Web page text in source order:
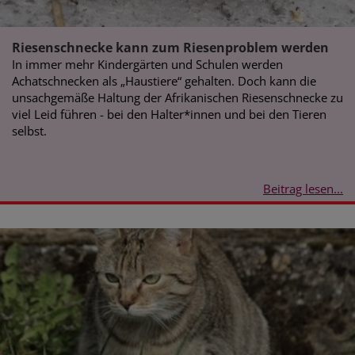
Riesenschnecke kann zum Riesenproblem werden
In immer mehr Kindergärten und Schulen werden
Achatschnecken als „Haustiere“ gehalten. Doch kann die
unsachgemäße Haltung der Afrikanischen Riesenschnecke zu
viel Leid führen - bei den Halter*innen und bei den Tieren
selbst.
Beitrag lesen...